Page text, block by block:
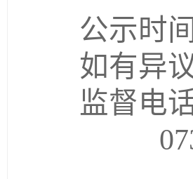
公示时间
如有异
监督电话